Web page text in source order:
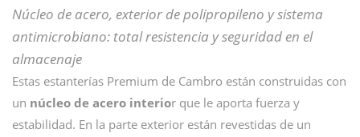
Núcleo de acero, exterior de polipropileno y sistema
antimicrobiano: total resistencia y seguridad en el
almacenaje
Estas estanterías Premium de Cambro están construidas con
un núcleo de acero interior que le aporta fuerza y
estabilidad. En la parte exterior están revestidas de un